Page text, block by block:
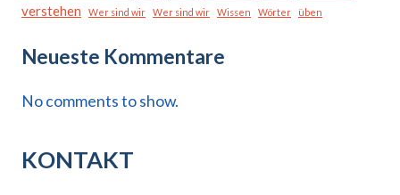
verstehen
Wer sind wir Wer sind wir Wissen Wörter üben
Neueste Kommentare
No comments to show.
KONTAKT